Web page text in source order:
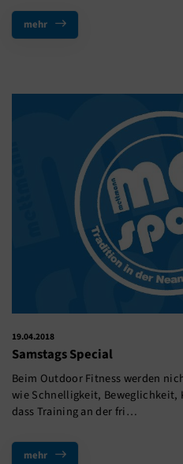
mehr
19.04.2018
Samstags Special
Beim Outdoor Fitness werden
wie Schnelligkeit, Beweglichkeit,
dass Training an der fri…
mehr